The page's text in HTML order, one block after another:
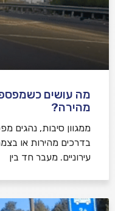
מה עושים
מהירה?
ממגוון סיבות, נהגים
בדרכים מהירות או
עירוניים. מעבר חד בין